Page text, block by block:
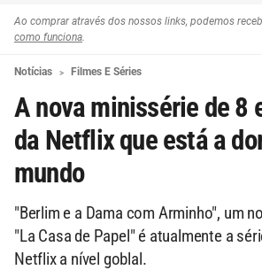
Ao comprar através dos nossos links, podemos
como funciona.
Notícias Filmes E Séries
A nova minissérie de 8
da Netflix que está a
mundo
"​​​​​​​​Berlim e a Dama com Arminho", um
"La Casa de Papel" é atualmente a
Netflix a nível goblal.